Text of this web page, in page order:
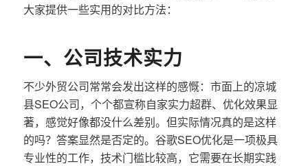
大家提供一些实用的对比方法：
一、公司技术实力
不少外贸公司常常会发出这样的感慨：市面上的凉城
县SEO公司，个个都宣称自家实力超群、优化效果显
著，感觉好像都没什么差别。但实际情况真的是这样
的吗？答案显然是否定的。谷歌SEO优化是一项极具
专业性的工作，技术门槛比较高，它需要在长期实践